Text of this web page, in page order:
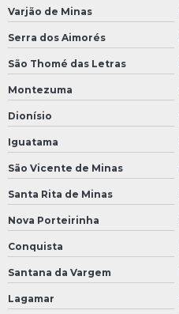
Varjão de Minas
Serra dos Aimorés
São Thomé das Letras
Montezuma
Dionísio
Iguatama
São Vicente de Minas
Santa Rita de Minas
Nova Porteirinha
Conquista
Santana da Vargem
Lagamar